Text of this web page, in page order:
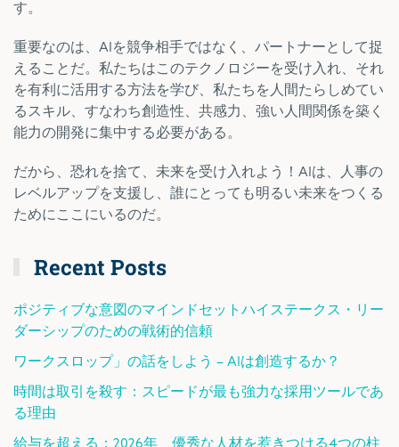
す。
重要なのは、AIを競争相手ではなく、パートナーとして捉
えることだ。私たちはこのテクノロジーを受け入れ、それ
を有利に活用する方法を学び、私たちを人間たらしめてい
るスキル、すなわち創造性、共感力、強い人間関係を築く
能力の開発に集中する必要がある。
だから、恐れを捨て、未来を受け入れよう！AIは、人事の
レベルアップを支援し、誰にとっても明るい未来をつくる
ためにここにいるのだ。
Recent Posts
ポジティブな意図のマインドセットハイステークス・リー
ダーシップのための戦術的信頼
ワークスロップ」の話をしよう – AIは創造するか？
時間は取引を殺す：スピードが最も強力な採用ツールであ
る理由